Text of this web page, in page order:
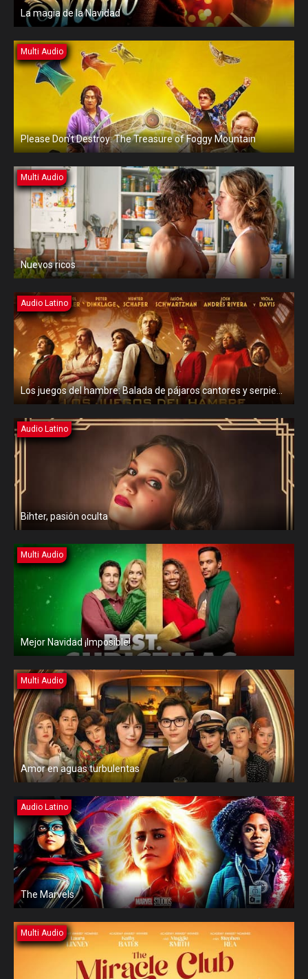
La magia de la Navidad
Multi Audio
Please Don’t Destroy: The Treasure of Foggy Mountain
Multi Audio
Nuevos ricos
Audio Latino
Los juegos del hambre: Balada de pájaros cantores y serpientes
Audio Latino
Bihter, pasión oculta
Multi Audio
Mejor Navidad ¡Imposible!
Multi Audio
Amor en aguas turbulentas
Audio Latino
The Marvels
Multi Audio